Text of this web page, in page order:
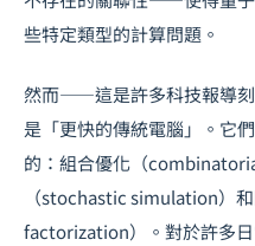
些特定類型的計算問題。
然而——這是許多科技報導
是「更快的傳統電腦」。它
的：組合優化（
（stochastic simulation）
factorization）。對於許多